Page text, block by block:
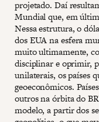
projetado. Daí
Mundial que, em
Nessa estrutura, o
dos EUA na esfera
muito ultimamente,
disciplinar e oprimir,
unilaterais, os países
geoeconômicos.
outros na órbita do
modelo, a partir dos